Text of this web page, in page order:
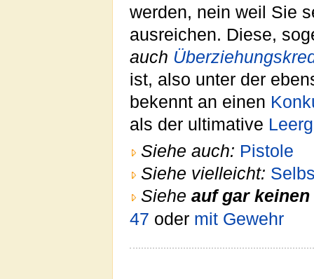
werden, nein weil Sie
ausreichen. Diese,
auch
ist, also unter der
bekennt an einen
als der ultimative
Siehe auch: Pistole
Siehe vielleicht:
Siehe auf gar keinen
47 oder mit Gewehr